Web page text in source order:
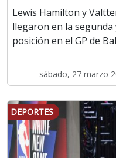
Lewis Hamilton y
llegaron en la segunda
posición en el GP de
sábado, 27 marzo
DEPORTES